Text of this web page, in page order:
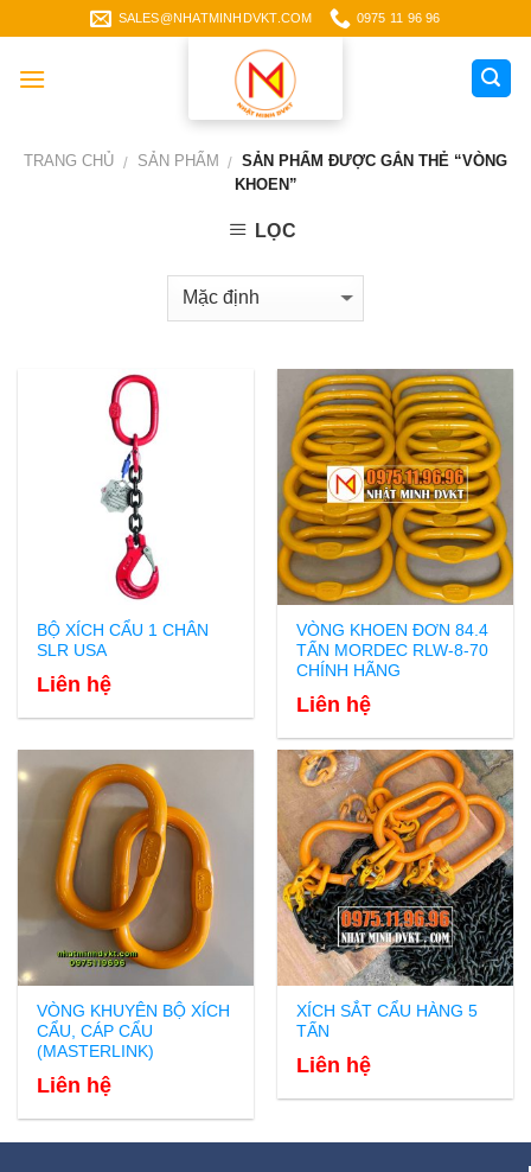
to
content
SALES@NHATMINHDVKT.COM 0975 11 96 96
TRANG CHỦ / SẢN PHẨM / SẢN PHẨM ĐƯỢC GẮN THẺ “VÒNG
KHOEN”
LỌC
BỘ XÍCH CẨU 1 CHÂN
SLR USA
Liên hệ
VÒNG KHOEN ĐƠN 84.4
TẤN MORDEC RLW-8-70
CHÍNH HÃNG
Liên hệ
VÒNG KHUYÊN BỘ XÍCH
CẨU, CÁP CẨU
(MASTERLINK)
Liên hệ
XÍCH SẮT CẨU HÀNG 5
TẤN
Liên hệ